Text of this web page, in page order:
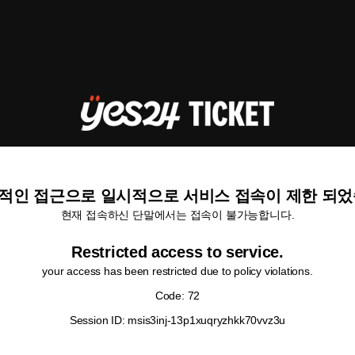
인 접근으로 일시적으로 서비스 접속이 제한 되
현재 접속하신 단말에서는 접속이 불가능합니다.
Restricted access to service.
your access has been restricted due to policy violations.
Code: 72
Session ID: msis3inj-13p1xuqryzhkk70vvz3u